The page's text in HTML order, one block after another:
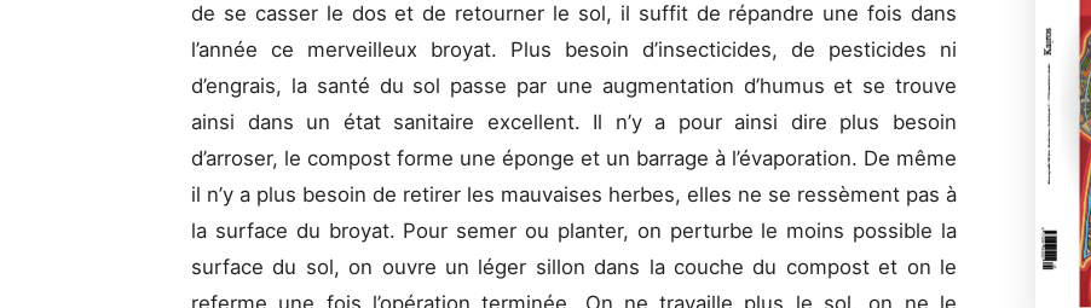
de se casser le dos et de retourner le sol, il suffit de répandre une fois dans
l’année ce merveilleux broyat. Plus besoin d’insecticides, de pesticides ni
d’engrais, la santé du sol passe par une augmentation d’humus et se trouve
ainsi dans un état sanitaire excellent. Il n’y a pour ainsi dire plus besoin
d’arroser, le compost forme une éponge et un barrage à l’évaporation. De même
il n’y a plus besoin de retirer les mauvaises herbes, elles ne se ressèment pas à
la surface du broyat. Pour semer ou planter, on perturbe le moins possible la
surface du sol, on ouvre un léger sillon dans la couche du compost et on le